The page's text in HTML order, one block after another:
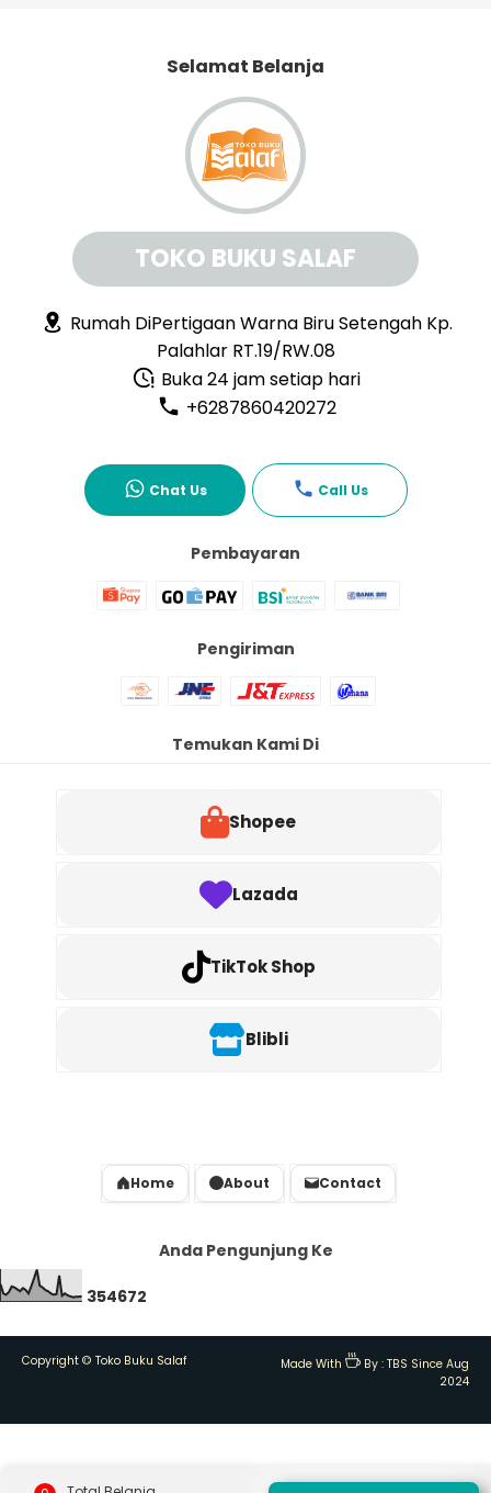
Selamat Belanja
TOKO BUKU SALAF
Rumah DiPertigaan Warna Biru Setengah Kp.
Palahlar RT.19/RW.08
Buka 24 jam setiap hari
+6287860420272
Chat Us Call Us
Pembayaran
Pengiriman
Temukan Kami Di
Shopee
Lazada
TikTok Shop
Blibli
Home About Contact
Anda Pengunjung Ke
354672
Copyright © Toko Buku Salaf Made With By : TBS Since Aug
2024